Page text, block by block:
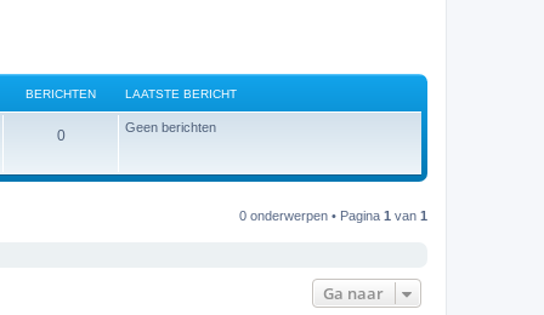
BERICHTEN LAATSTE BERICHT
0B
Geen berichten
0 onderwerpen • Pagina 1 van 1
Ga naar